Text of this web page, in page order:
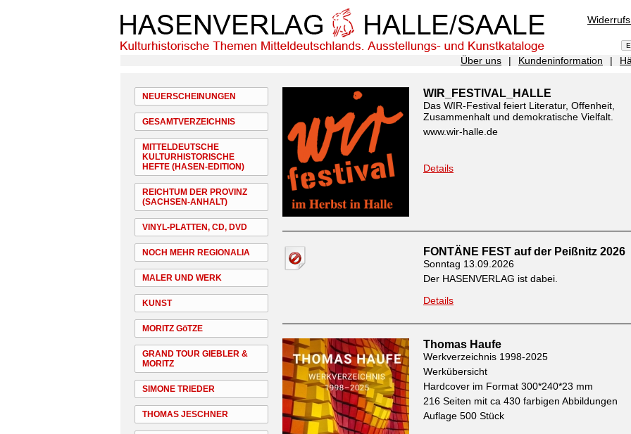
Über uns | Kundeninformation |
NEUERSCHEINUNGEN
GESAMTVERZEICHNIS
MITTELDEUTSCHE
KULTURHISTORISCHE
HEFTE (HASEN-EDITION)
REICHTUM DER PROVINZ
(SACHSEN-ANHALT)
VINYL-PLATTEN, CD, DVD
NOCH MEHR REGIONALIA
MALER UND WERK
KUNST
MORITZ GöTZE
GRAND TOUR GIEBLER &
MORITZ
SIMONE TRIEDER
THOMAS JESCHNER
WIR_FESTIVAL_HALLE
Das WIR-Festival feiert Literatur, Offenheit,
Zusammenhalt und demokratische Vielfalt.
www.wir-halle.de
Details
FONTÄNE FEST auf der Peißnitz 2026
Sonntag 13.09.2026
Der HASENVERLAG ist dabei.
Details
Thomas Haufe
Werkverzeichnis 1998-2025
Werkübersicht
Hardcover im Format 300*240*23 mm
216 Seiten mit ca 430 farbigen Abbildungen
Auflage 500 Stück